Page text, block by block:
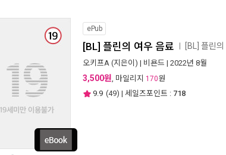
ePub
[BL] 플린의 여우 음료 [BL] 플린
오키프A (지은이) | 비욘드 | 2022년 8월
3,500원, 마일리지 170원
9.9 (49) | 세일즈포인트 : 718